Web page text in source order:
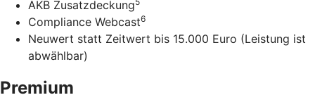
AKB Zusatzdeckung
Compliance Webcast6
Neuwert statt Zeitwert bis 15.000 Euro (Leistung ist
abwählbar)
Premium